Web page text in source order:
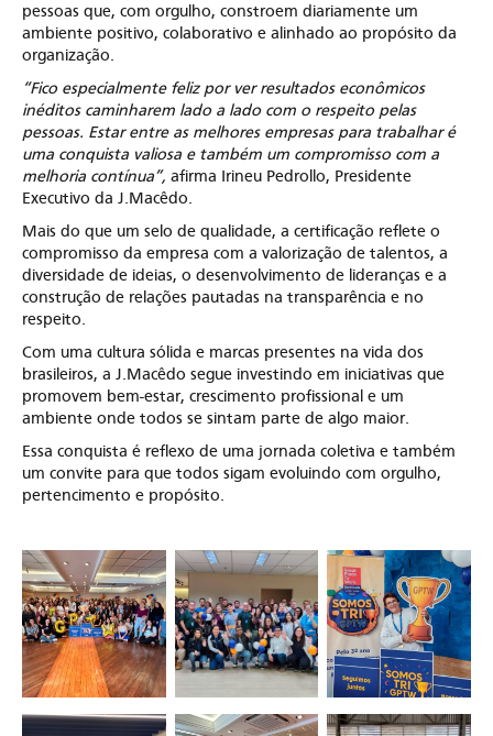
pessoas que, com orgulho, constroem diariamente um
ambiente positivo, colaborativo e alinhado ao propósito da
organização.
“Fico especialmente feliz por ver resultados econômicos
inéditos caminharem lado a lado com o respeito pelas
pessoas. Estar entre as melhores empresas para trabalhar é
uma conquista valiosa e também um compromisso com a
melhoria contínua”, afirma Irineu Pedrollo, Presidente
Executivo da J.Macêdo.
Mais do que um selo de qualidade, a certificação reflete o
compromisso da empresa com a valorização de talentos, a
diversidade de ideias, o desenvolvimento de lideranças e a
construção de relações pautadas na transparência e no
respeito.
Com uma cultura sólida e marcas presentes na vida dos
brasileiros, a J.Macêdo segue investindo em iniciativas que
promovem bem-estar, crescimento profissional e um
ambiente onde todos se sintam parte de algo maior.
Essa conquista é reflexo de uma jornada coletiva e também
um convite para que todos sigam evoluindo com orgulho,
pertencimento e propósito.